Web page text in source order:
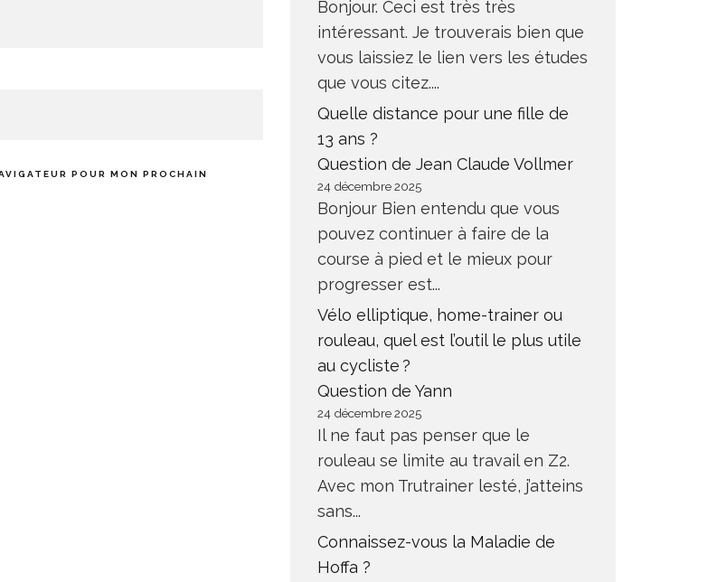
POUR MON PROCHAIN
Bonjour. Ceci est très très
intéressant. Je trouverais bien que
vous laissiez le lien vers les études
que vous citez....
Quelle distance pour une fille de
13 ans ?
Question de Jean Claude Vollmer
24 décembre 2025
Bonjour Bien entendu que vous
pouvez continuer à faire de la
course à pied et le mieux pour
progresser est...
Vélo elliptique, home-trainer ou
rouleau, quel est l’outil le plus utile
au cycliste ?
Question de Yann
24 décembre 2025
Il ne faut pas penser que le
rouleau se limite au travail en Z2.
Avec mon Trutrainer lesté, j’atteins
sans...
Connaissez-vous la Maladie de
Hoffa ?